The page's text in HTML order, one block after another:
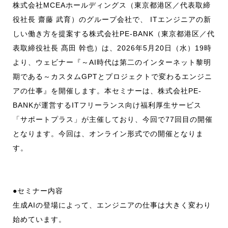
株式会社MCEAホールディングス（東京都港区／代表取締
役社長 齋藤 武育）のグループ会社で、 ITエンジニアの新
しい働き方を提案する株式会社PE-BANK（東京都港区／代
表取締役社長 髙田 幹也）は、2026年5月20日（水）19時
より、ウェビナー『～AI時代は第二のインターネット黎明
期である～カスタムGPTとプロジェクトで変わるエンジニ
アの仕事』を開催します。本セミナーは、株式会社PE-
BANKが運営するITフリーランス向け福利厚生サービス
「サポートプラス」が主催しており、今回で77回目の開催
となります。今回は、オンライン形式での開催となりま
す。
●セミナー内容
生成AIの登場によって、エンジニアの仕事は大きく変わり
始めています。